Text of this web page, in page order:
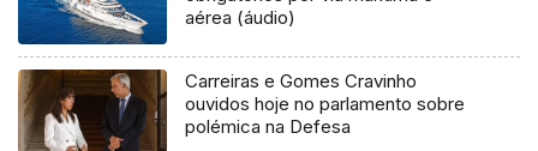
aérea (áudio)
Carreiras e Gomes Cravinho
ouvidos hoje no parlamento sobre
polémica na Defesa